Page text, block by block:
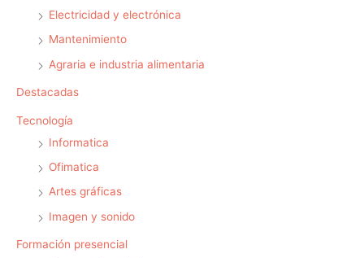
Electricidad y electrónica
Mantenimiento
Agraria e industria alimentaria
Destacadas
Tecnología
Informatica
Ofimatica
Artes gráficas
Imagen y sonido
Formación presencial